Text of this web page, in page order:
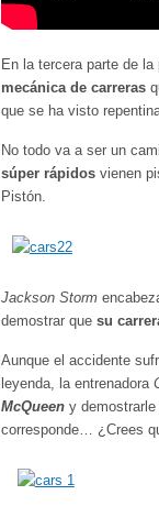
En la tercera parte de la
mecánica de carreras
que se ha visto
No todo va a ser un
súper rápidos vienen
Pistón.
Jackson Storm
demostrar que su
Aunque el accidente
leyenda, la entrenadora
McQueen y
corresponde… ¿Crees